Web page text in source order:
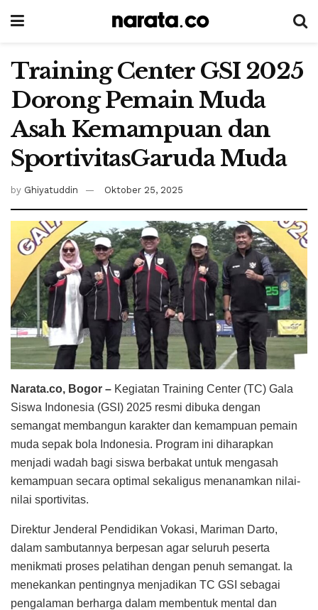
Training Center GSI 2025
Dorong Pemain Muda
Asah Kemampuan dan
SportivitasGaruda Muda
by Ghiyatuddin Oktober 25, 2025
Narata.co, Bogor – Kegiatan Training Center (TC) Gala
Siswa Indonesia (GSI) 2025 resmi dibuka dengan
semangat membangun karakter dan kemampuan pemain
muda sepak bola Indonesia. Program ini diharapkan
menjadi wadah bagi siswa berbakat untuk mengasah
kemampuan secara optimal sekaligus menanamkan nilai-
nilai sportivitas.
Direktur Jenderal Pendidikan Vokasi, Mariman Darto,
dalam sambutannya berpesan agar seluruh peserta
menikmati proses pelatihan dengan penuh semangat. Ia
menekankan pentingnya menjadikan TC GSI sebagai
pengalaman berharga dalam membentuk mental dan